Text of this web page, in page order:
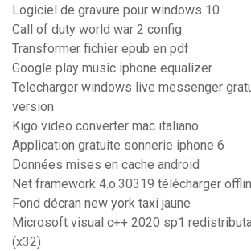
Logiciel de gravure pour windows 10
Call of duty world war 2 config
Transformer fichier epub en pdf
Google play music iphone equalizer
Telecharger windows live messenger
version
Kigo video converter mac italiano
Application gratuite sonnerie iphone 6
Données mises en cache android
Net framework 4.o.30319 télécharger
Fond décran new york taxi jaune
Microsoft visual c++ 2020 sp1
(x32)